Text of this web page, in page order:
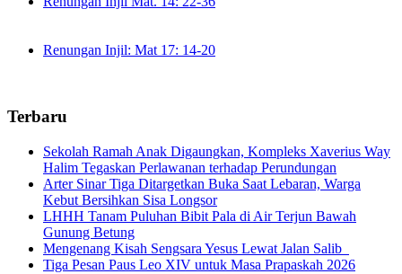
Renungan Injil: Mat 17: 14-20
Terbaru
Sekolah Ramah Anak Digaungkan, Kompleks Xaverius Way
Halim Tegaskan Perlawanan terhadap Perundungan
Arter Sinar Tiga Ditargetkan Buka Saat Lebaran, Warga
Kebut Bersihkan Sisa Longsor
LHHH Tanam Puluhan Bibit Pala di Air Terjun Bawah
Gunung Betung
Mengenang Kisah Sengsara Yesus Lewat Jalan Salib
Tiga Pesan Paus Leo XIV untuk Masa Prapaskah 2026